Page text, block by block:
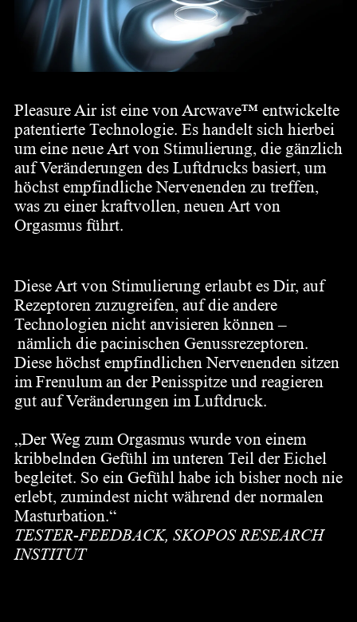
Pleasure Air ist eine von Arcwave™ entwickelte
patentierte Technologie. Es handelt sich hierbei
um eine neue Art von Stimulierung, die gänzlich
auf Veränderungen des Luftdrucks basiert, um
höchst empfindliche Nervenenden zu treffen,
was zu einer kraftvollen, neuen Art von
Orgasmus führt.
Diese Art von Stimulierung erlaubt es Dir, auf
Rezeptoren zuzugreifen, auf die andere
Technologien nicht anvisieren können –
nämlich die pacinischen Genussrezeptoren.
Diese höchst empfindlichen Nervenenden sitzen
im Frenulum an der Penisspitze und reagieren
gut auf Veränderungen im Luftdruck.
„Der Weg zum Orgasmus wurde von einem
kribbelnden Gefühl im unteren Teil der Eichel
begleitet. So ein Gefühl habe ich bisher noch nie
erlebt, zumindest nicht während der normalen
Masturbation.“
TESTER-FEEDBACK, SKOPOS RESEARCH
INSTITUT